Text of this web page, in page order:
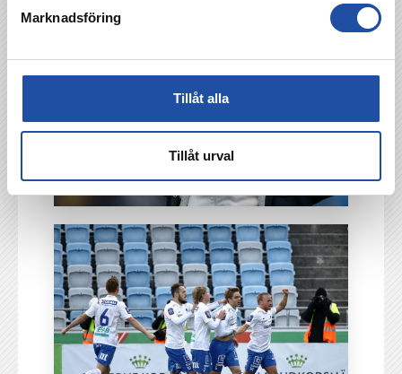
Marknadsföring
Tillåt alla
Tillåt urval